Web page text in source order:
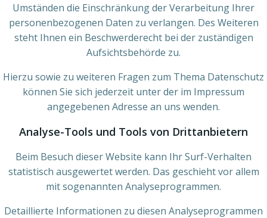
Umständen die Einschränkung der Verarbeitung Ihrer
personenbezogenen Daten zu verlangen. Des Weiteren
steht Ihnen ein Beschwerderecht bei der zuständigen
Aufsichtsbehörde zu.
Hierzu sowie zu weiteren Fragen zum Thema Datenschutz
können Sie sich jederzeit unter der im Impressum
angegebenen Adresse an uns wenden.
Analyse-Tools und Tools von Dritt­anbietern
Beim Besuch dieser Website kann Ihr Surf-Verhalten
statistisch ausgewertet werden. Das geschieht vor allem
mit sogenannten Analyseprogrammen.
Detaillierte Informationen zu diesen Analyseprogrammen